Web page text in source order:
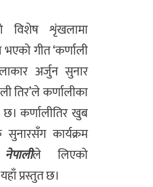
विशेष शृंखलामा
गीत ‘कर्णाली
अर्जुन सुनार
तिर’ले कर्णालीका
कर्णालीतिर खुब
कार्यक्रम
ले लिएको
प्रस्तुत छ।